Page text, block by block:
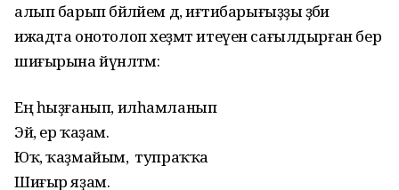
алып барып бәйләйем дә, иғтибарығыҙҙы әҙәби
ижадта онотолоп хеҙмәт итеүен сағылдырған бер
шиғырына йүнәлтәм:
Ең һыҙғанып, илһамланып
Эй, ер ҡаҙам.
Юҡ, ҡаҙмайым, ә тупраҡҡа
Шиғыр яҙам.